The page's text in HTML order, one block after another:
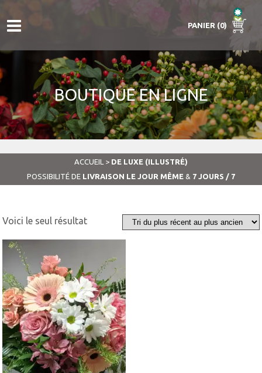
PANIER (0)
BOUTIQUE EN LIGNE
ACCUEIL > DE LUXE (ILLUSTRÉ)
POSSIBILITÉ DE LIVRAISON LE JOUR MÊME & 7 JOURS / 7
Voici le seul résultat